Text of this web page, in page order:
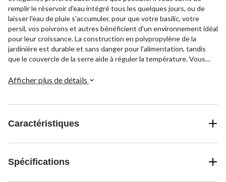
remplir le réservoir d'eau intégré tous les quelques jours, ou de
laisser l'eau de pluie s'accumuler, pour que votre basilic, votre
persil, vos poivrons et autres bénéficient d'un environnement idéal
pour leur croissance. La construction en polypropylène de la
jardinière est durable et sans danger pour l'alimentation, tandis
que le couvercle de la serre aide à réguler la température. Vous
déplacement, que ce soit sur votre terrasse, votre balcon ou votre
plantes vivaces comme les poivrons.
Afficher plus de détails
Caractéristiques
Spécifications